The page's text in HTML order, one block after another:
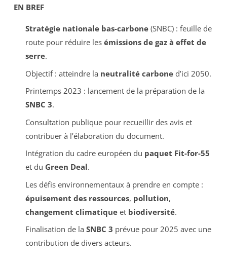
EN BREF
Stratégie nationale bas-carbone(SNBC) : feuille de
route pour réduire les émissions de gaz à effet de
serre.
Objectif : atteindre la neutralité carboned’ici 2050.
Printemps 2023 : lancement de la préparation de la
SNBC 3.
Consultation publique pour recueillir des avis et
contribuer à l’élaboration du document.
Intégration du cadre européen du paquet Fit-for-55
et du Green Deal.
Les défis environnementaux à prendre en compte :
épuisement des ressources, pollution,
changement climatiqueet biodiversité.
Finalisation de la SNBC 3 prévue pour 2025 avec une
contribution de divers acteurs.